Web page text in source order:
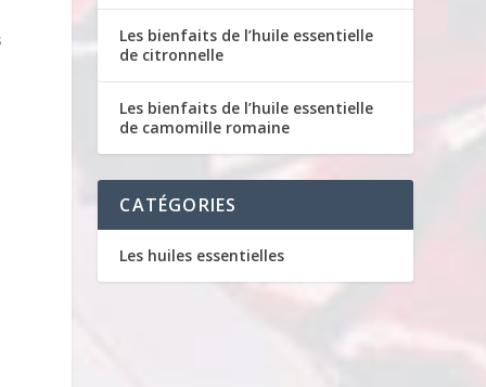
Les bienfaits de l’huile essentielle
de citronnelle
Les bienfaits de l’huile essentielle
de camomille romaine
CATÉGORIES
Les huiles essentielles